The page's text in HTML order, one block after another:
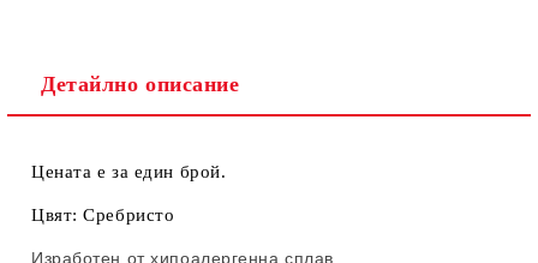
Детайлно описание
Цената е за един брой.
Цвят: Сребристо
Изработен от хипоалергенна сплав